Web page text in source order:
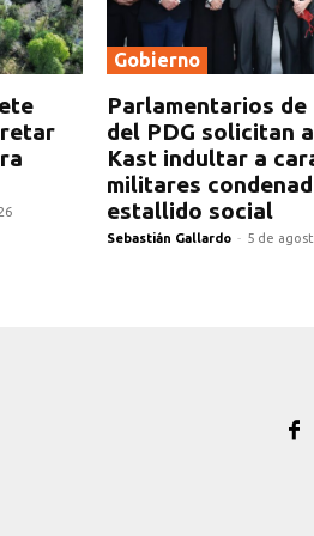
Gobierno
Parlamentarios de
del PDG solicitan
Kast indultar a
militares
estallido social
Sebastián Gallardo - 5 de